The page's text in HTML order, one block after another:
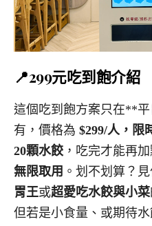
📍299元吃到飽介紹
這個吃到飽方案只在**
有，價格為 $299/人，限
20顆水餃 ，吃完才能再加
無限取用 。划不划算？
胃王或超愛吃水餃與小菜
但若是小食量、或期待